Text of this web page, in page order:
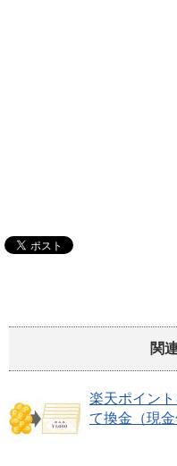
関
楽天ポイン
て換金（現